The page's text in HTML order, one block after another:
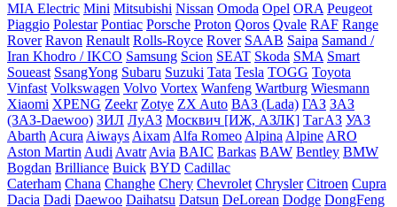
MIA Electric Mini Mitsubishi Nissan Omoda Opel ORA Peugeot
Piaggio Polestar Pontiac Porsche Proton Qoros Qvale RAF Range
Rover Ravon Renault Rolls-Royce Rover SAAB Saipa Samand /
Iran Khodro / IKCO Samsung Scion SEAT Skoda SMA Smart
Soueast SsangYong Subaru Suzuki Tata Tesla TOGG Toyota
Vinfast Volkswagen Volvo Vortex Wanfeng Wartburg Wiesmann
Xiaomi XPENG Zeekr Zotye ZX Auto ВАЗ (Lada) ГАЗ ЗАЗ
(ЗАЗ-Daewoo) ЗИЛ ЛуАЗ Москвич [ИЖ, АЗЛК] ТагАЗ УАЗ
Abarth Acura Aiways Aixam Alfa Romeo Alpina Alpine ARO
Aston Martin Audi Avatr Avia BAIC Barkas BAW Bentley BMW
Bogdan Brilliance Buick BYD Cadillac
Caterham Chana Changhe Chery Chevrolet Chrysler Citroen Cupra
Dacia Dadi Daewoo Daihatsu Datsun DeLorean Dodge DongFeng